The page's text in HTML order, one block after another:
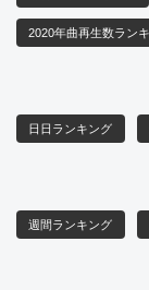
2020年曲再生数ラン
日日ランキング
週間ランキング